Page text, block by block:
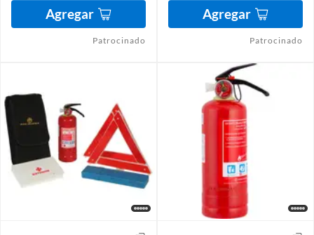
Agregar
Patrocinado
Agregar
Patrocinado